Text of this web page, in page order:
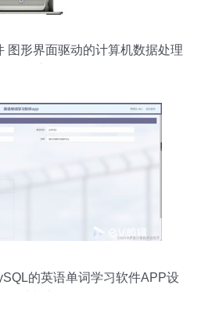
图形界面驱动的计算机数据处理
的英语单词学习软件APP设